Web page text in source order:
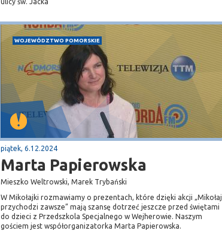
WOJEWÓDZTWO POMORSKIE
piątek, 6.12.2024
Marta Papierowska
Mieszko Weltrowski, Marek Trybański
W Mikołajki rozmawiamy o prezentach, które dzięki akcji „Mikołaj
przychodzi zawsze” mają szansę dotrzeć jeszcze przed świętami
do dzieci z Przedszkola Specjalnego w Wejherowie. Naszym
gościem jest współorganizatorka Marta Papierowska.